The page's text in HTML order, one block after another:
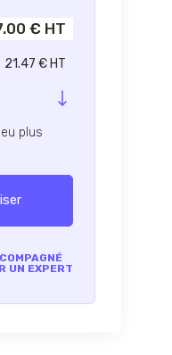
€ HT
21.47 € HT
plus
UN EXPERT